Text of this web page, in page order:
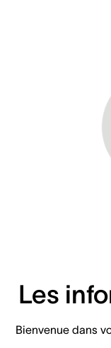
Les
Bienvenue dans